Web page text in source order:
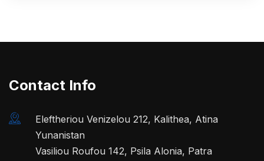
Contact Info
Eleftheriou Venizelou 212, Kalithea, Atina
Yunanistan
Vasiliou Roufou 142, Psila Alonia, Patra